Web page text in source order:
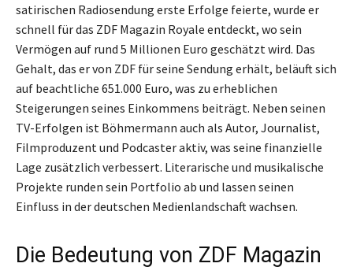
satirischen Radiosendung erste Erfolge feierte, wurde er
schnell für das ZDF Magazin Royale entdeckt, wo sein
Vermögen auf rund 5 Millionen Euro geschätzt wird. Das
Gehalt, das er von ZDF für seine Sendung erhält, beläuft sich
auf beachtliche 651.000 Euro, was zu erheblichen
Steigerungen seines Einkommens beiträgt. Neben seinen
TV-Erfolgen ist Böhmermann auch als Autor, Journalist,
Filmproduzent und Podcaster aktiv, was seine finanzielle
Lage zusätzlich verbessert. Literarische und musikalische
Projekte runden sein Portfolio ab und lassen seinen
Einfluss in der deutschen Medienlandschaft wachsen.
Die Bedeutung von ZDF Magazin